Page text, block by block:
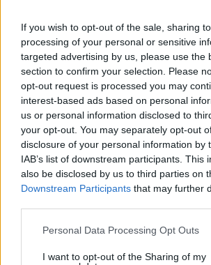
If you wish to opt-out of the sale, sharing
processing of your personal or sensitive
targeted advertising by us, please use the
section to confirm your selection. Please
opt-out request is processed you may
interest-based ads based on personal
us or personal information disclosed to
your opt-out. You may separately opt-out
disclosure of your personal information by
IAB’s list of downstream participants. This
also be disclosed by us to third parties on
Downstream Participants that may further
Please note that this website/app uses one
not limited to your visit or usage behaviour.
Personal Data Processing Opt Outs
I want to opt-out of the Sharing of my
κατηγορείται για την επίθεση στη
Marfin - «Είναι αθώα» λέει ο
συνήγορός της
07.08.2026, 11:41 163
Στο mega yacht «Boardwalk» στην
Κέρκυρα η δεξίωση για τα 250 χρόνια
από την αμερικανική ανεξαρτησία -
Δείτε φωτογραφίες και βίντεο
07.08.2026, 13:23 8